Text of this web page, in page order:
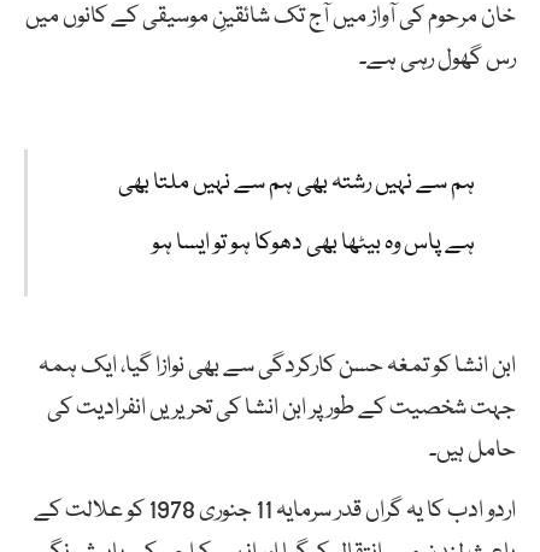
خان مرحوم کی آواز میں آج تک شائقینِ موسیقی کے کانوں میں
رس گھول رہی ہے۔
ہمسےنہیںرشتہبھیہمسےنہیںملتابھی
ہےپاسوہبیٹھابھیدھوکاہوتوایساہو
ابن انشا کو تمغہ حسن کارکردگی سے بھی نوازا گیا، ایک ہمہ
جہت شخصیت کے طور پر ابن انشا کی تحریریں انفرادیت کی
حامل ہیں۔
اردو ادب کا یہ گراں قدر سرمایہ 11 جنوری 1978 کو علالت کے